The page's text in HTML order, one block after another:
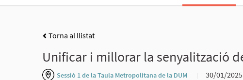
Torna al llistat
Unificar i millorar la senyalització
Sessió 1 de la Taula Metropolitana de la DUM
30/01/